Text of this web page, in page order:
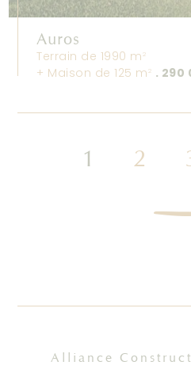
Auros
Terrain de 1990 m2
+ Maison de 125 m2 . 290
1 2
Alliance